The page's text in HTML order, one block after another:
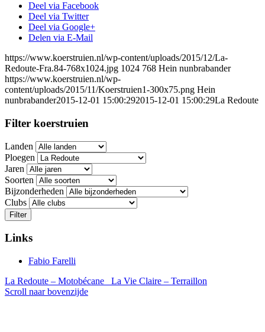
Deel via Facebook
Deel via Twitter
Deel via Google+
Delen via E-Mail
https://www.koerstruien.nl/wp-content/uploads/2015/12/La-
Redoute-Fra.84-768x1024.jpg 1024 768 Hein nunbrabander
https://www.koerstruien.nl/wp-
content/uploads/2015/11/Koerstruien1-300x75.png Hein
nunbrabander2015-12-01 15:00:292015-12-01 15:00:29La Redoute
Filter koerstruien
Landen
Ploegen
Jaren
Soorten
Bijzonderheden
Clubs
Filter
Links
Fabio Farelli
La Redoute – Motobécane
La Vie Claire – Terraillon
Scroll naar bovenzijde